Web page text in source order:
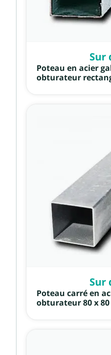
Sur
Poteau en acier
obturateur
Sur
Poteau carré en
obturateur 80 x 80